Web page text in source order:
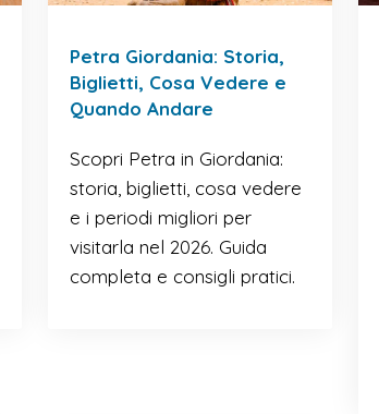
Petra Giordania: Storia,
Biglietti, Cosa Vedere e
Quando Andare
Scopri Petra in Giordania:
storia, biglietti, cosa vedere
e i periodi migliori per
visitarla nel 2026. Guida
completa e consigli pratici.